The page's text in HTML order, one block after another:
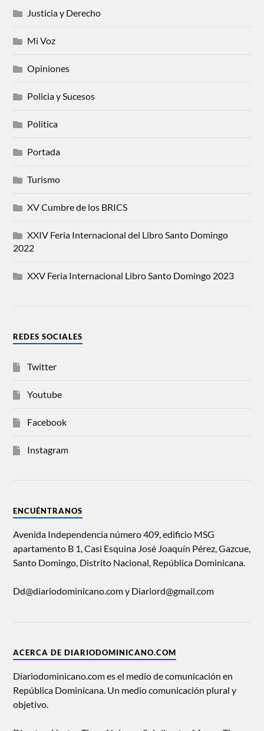
Justicia y Derecho
Mi Voz
Opiniones
Policia y Sucesos
Politica
Portada
Turismo
XV Cumbre de los BRICS
XXIV Feria Internacional del Libro Santo Domingo
2022
XXV Feria Internacional Libro Santo Domingo 2023
REDES SOCIALES
Twitter
Youtube
Facebook
Instagram
ENCUÉNTRANOS
Avenida Independencia número 409, edificio MSG
apartamento B 1, Casi Esquina José Joaquín Pérez, Gazcue,
Santo Domingo, Distrito Nacional, República Dominicana.
Dd@diariodominicano.com y Diariord@gmail.com
ACERCA DE DIARIODOMINICANO.COM
Diariodominicano.com es el medio de comunicación en
República Dominicana. Un medio comunicación plural y
objetivo.